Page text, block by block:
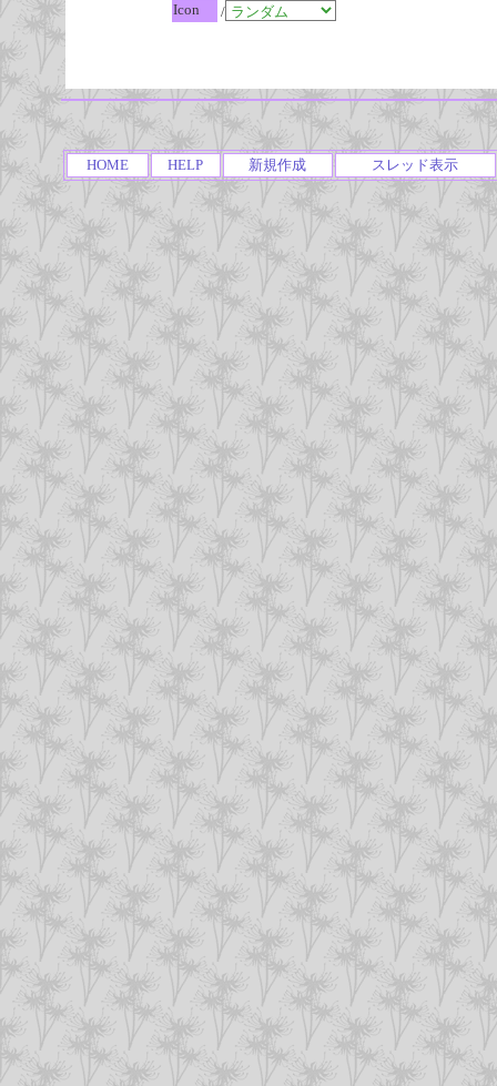
Icon
/
HOME HELP 新規作成 スレッド表示